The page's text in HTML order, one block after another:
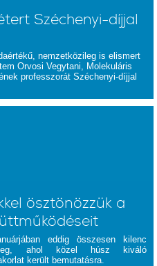
Széchenyi-díjjal
nemzetközileg is elismert
Orvosi Vegytani, Molekuláris
professzorát Széchenyi-díjjal
ösztönözzük a
eddig összesen kilenc
ahol közel húsz kiváló
került bemutatásra.